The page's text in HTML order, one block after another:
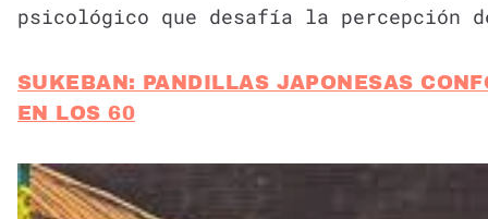
psicológico que desafía la percepción
SUKEBAN: PANDILLAS JAPONESAS
EN LOS 60